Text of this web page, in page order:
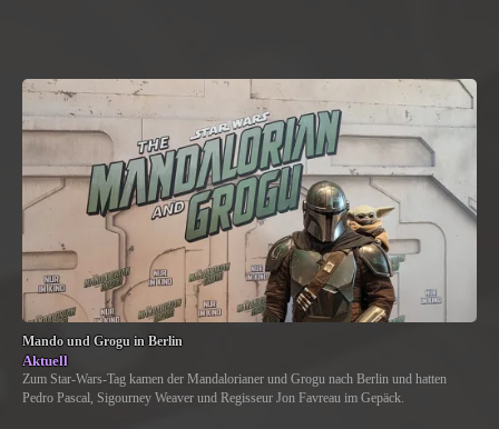
Mando und Grogu in Berlin
Aktuell
Zum Star-Wars-Tag kamen der Mandalorianer und Grogu nach Berlin und hatten
Pedro Pascal, Sigourney Weaver und Regisseur Jon Favreau im Gepäck.